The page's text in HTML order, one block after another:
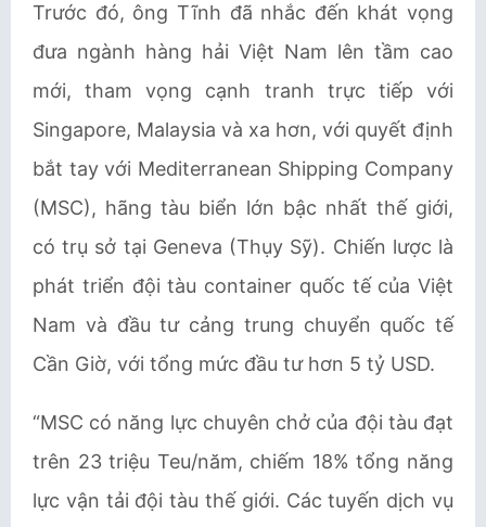
Trước đó, ông Tĩnh đã nhắc đến khát vọng
đưa ngành hàng hải Việt Nam lên tầm cao
mới, tham vọng cạnh tranh trực tiếp với
Singapore, Malaysia và xa hơn, với quyết định
bắt tay với Mediterranean Shipping Company
(MSC), hãng tàu biển lớn bậc nhất thế giới,
có trụ sở tại Geneva (Thụy Sỹ). Chiến lược là
phát triển đội tàu container quốc tế của Việt
Nam và đầu tư cảng trung chuyển quốc tế
Cần Giờ, với tổng mức đầu tư hơn 5 tỷ USD.
“MSC có năng lực chuyên chở của đội tàu đạt
trên 23 triệu Teu/năm, chiếm 18% tổng năng
lực vận tải đội tàu thế giới. Các tuyến dịch vụ